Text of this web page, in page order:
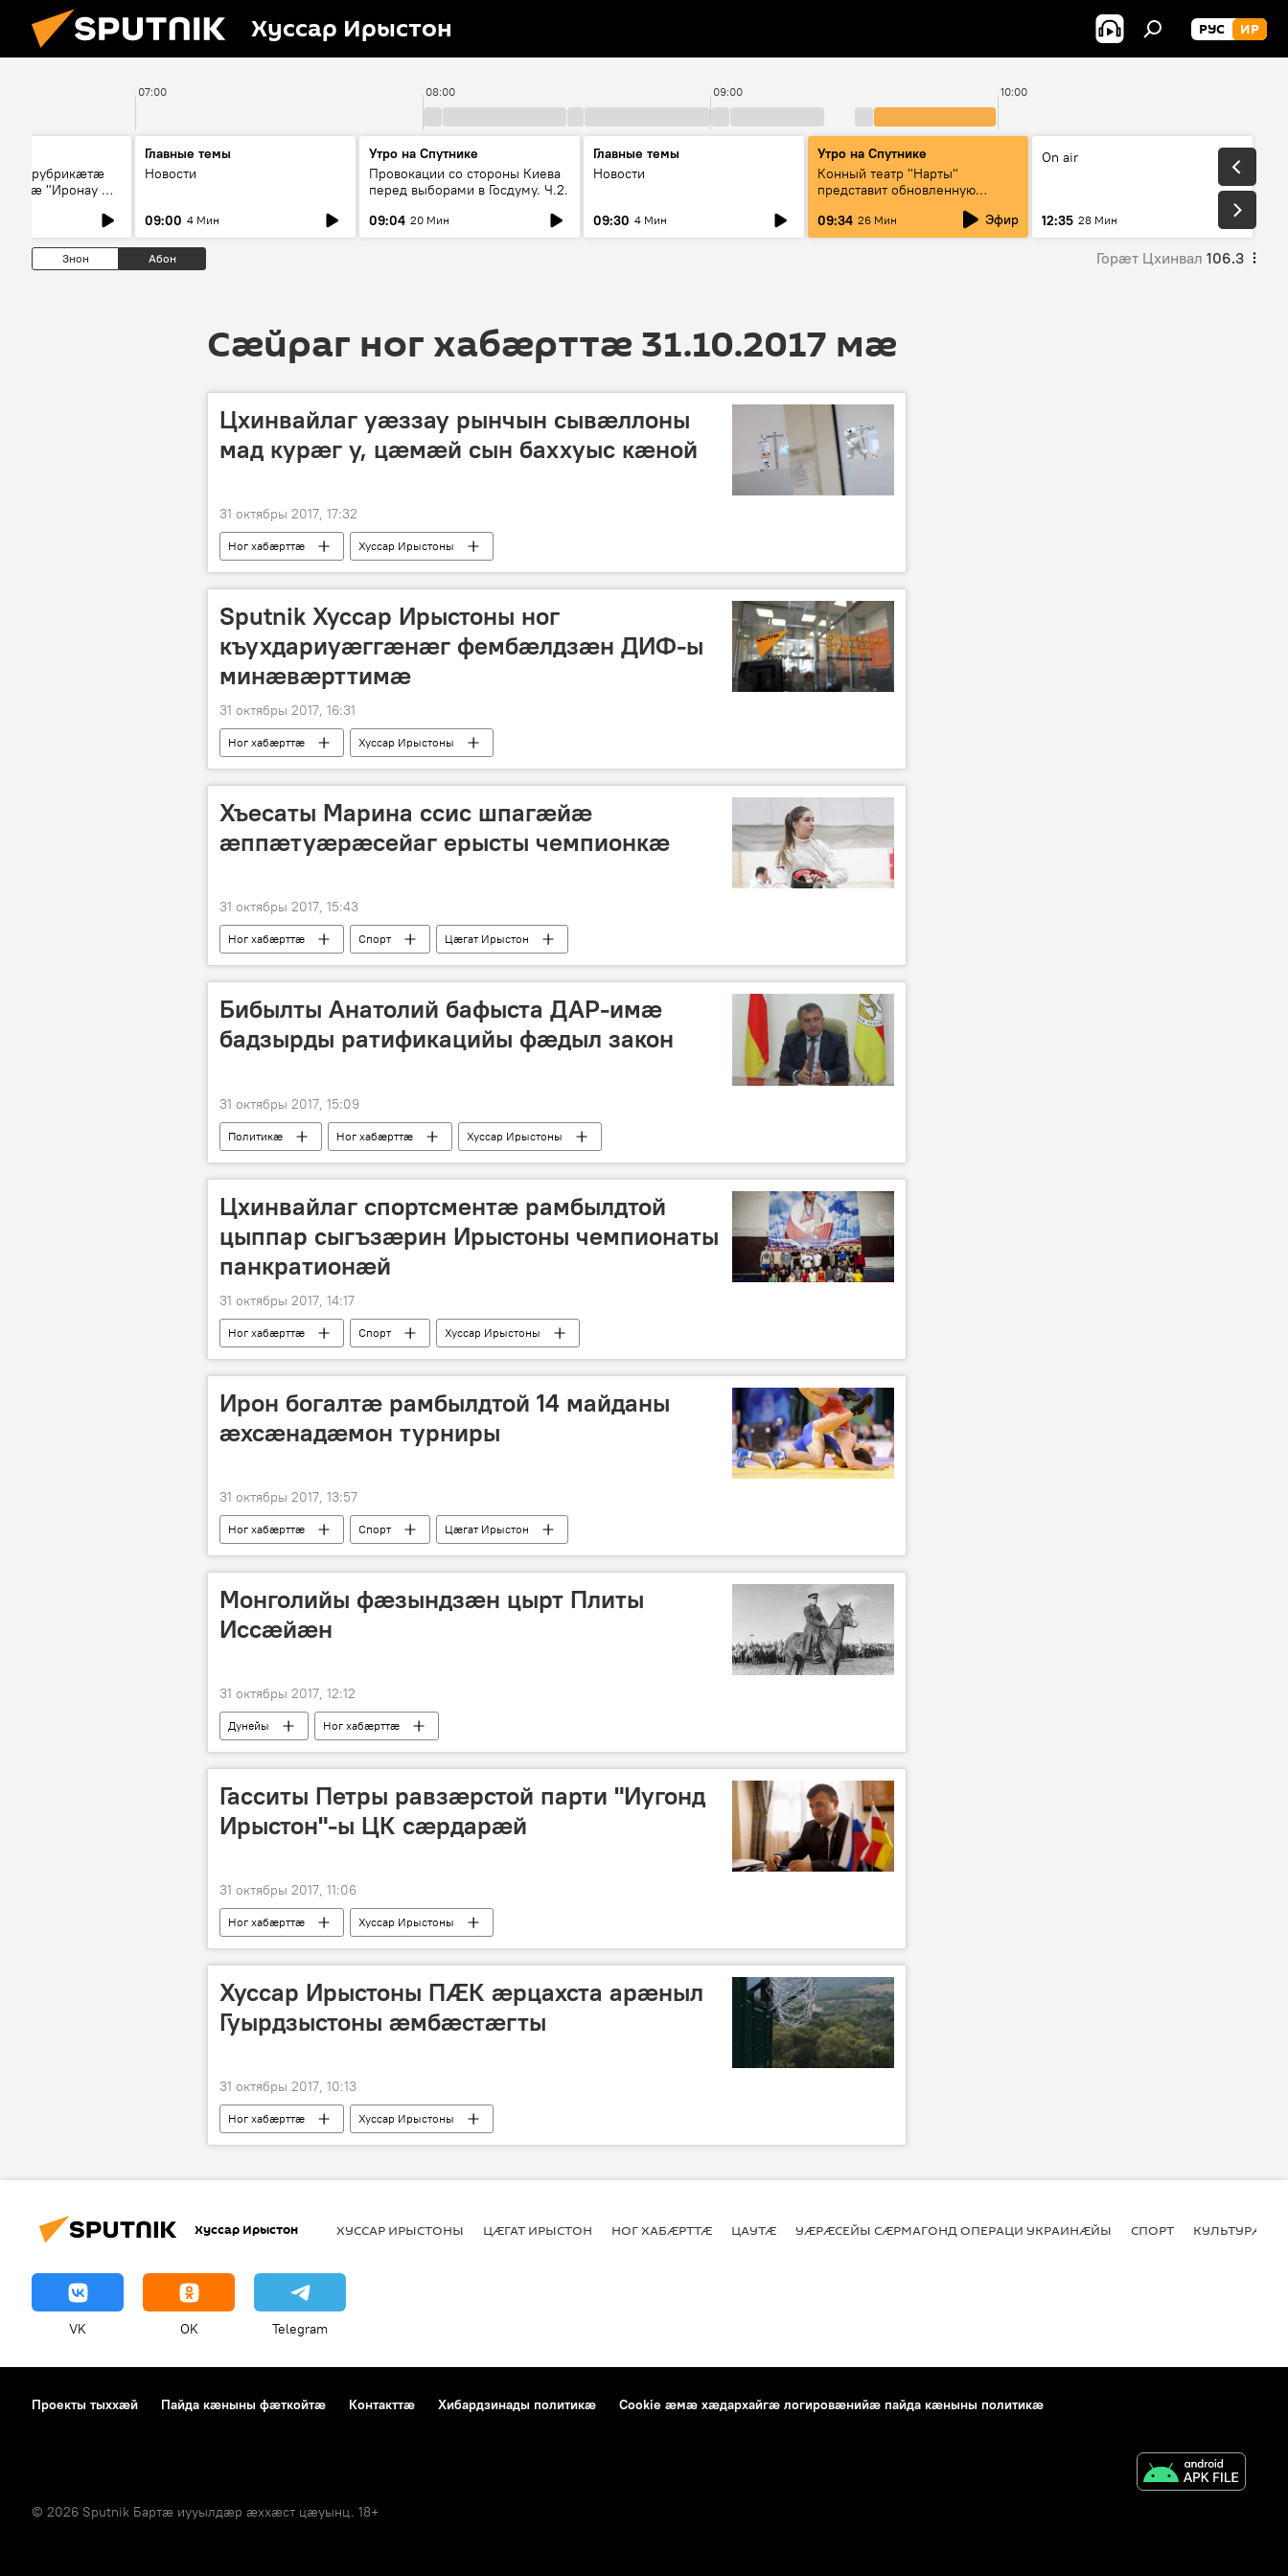
Хуссар Ирыстон РУС ИР
07:00 08:00 09:00 10:00
рубрикæтæ
æмæ "Иронау æй
Главные темы
Новости
09:00 4 Мин
Утро на Спутнике
Провокации со стороны Киева
перед выборами в Госдуму. Ч.2.
09:04 20 Мин
Главные темы
Новости
09:30 4 Мин
Утро на Спутнике
Конный театр "Нарты"
представит обновленную
концертную программу
"Легенды возвращаются"
09:34 26 Мин Эфир
On air
12:35 28 Мин
Знон Абон Горӕт Цхинвал 106.3
Сӕйраг ног хабӕрттӕ 31.10.2017 мӕ
Цхинвайлаг уæззау рынчын сывæллоны
мад курæг у, цæмæй сын баххуыс кæной
31 октябры 2017, 17:32
Ног хабӕрттӕ Хуссар Ирыстоны
Sputnik Хуссар Ирыстоны ног
къухдариуæггæнæг фембæлдзæн ДИФ-ы
минæвæрттимæ
31 октябры 2017, 16:31
Ног хабӕрттӕ Хуссар Ирыстоны
Хъесаты Марина ссис шпагæйæ
æппæтуæрæсейаг ерысты чемпионкæ
31 октябры 2017, 15:43
Ног хабӕрттӕ Спорт Цӕгат Ирыстон
Бибылты Анатолий бафыста ДАР-имæ
бадзырды ратификацийы фæдыл закон
31 октябры 2017, 15:09
Политикӕ Ног хабӕрттӕ Хуссар Ирыстоны
Цхинвайлаг спортсментæ рамбылдтой
цыппар сыгъзæрин Ирыстоны чемпионаты
панкратионæй
31 октябры 2017, 14:17
Ног хабӕрттӕ Спорт Хуссар Ирыстоны
Ирон богалтæ рамбылдтой 14 майданы
æхсæнадæмон турниры
31 октябры 2017, 13:57
Ног хабӕрттӕ Спорт Цӕгат Ирыстон
Монголийы фæзындзæн цырт Плиты
Иссӕйӕн
31 октябры 2017, 12:12
Дунейы Ног хабӕрттӕ
Гасситы Петры равзæрстой парти "Иугонд
Ирыстон"-ы ЦК сæрдарæй
31 октябры 2017, 11:06
Ног хабӕрттӕ Хуссар Ирыстоны
Хуссар Ирыстоны ПӔК æрцахста арæныл
Гуырдзыстоны æмбæстæгты
31 октябры 2017, 10:13
Ног хабӕрттӕ Хуссар Ирыстоны
Хуссар Ирыстон ХУССАР ИРЫСТОНЫ ЦӔГАТ ИРЫСТОН НОГ ХАБӔРТТӔ ЦАУТӔ УӔРӔСЕЙЫ СӔРМАГОНД ОПЕРАЦИ УКРАИНӔЙЫ СПОРТ КУЛЬТУРӔ
VK OK Telegram
Проекты тыххӕй Пайда кӕныны фӕткойтӕ Контакттӕ Хибардзинады политикæ Cookie æмæ хæдархайгæ логировæнийæ пайда кæныны политикæ
© 2026 Sputnik Бартӕ иууылдӕр ӕххӕст цӕуынц. 18+